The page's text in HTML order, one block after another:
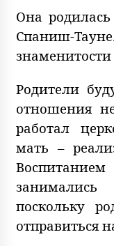
Она
Спаниш-
знаменитости
Родители
отношения
работал
мать –
поскольку
отправиться